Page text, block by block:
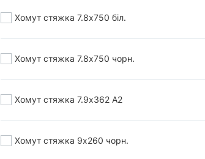
Хомут стяжка 7.8х750 біл.
Хомут стяжка 7.8х750 чорн.
Хомут стяжка 7.9х362 А2
Хомут стяжка 9х260 чорн.